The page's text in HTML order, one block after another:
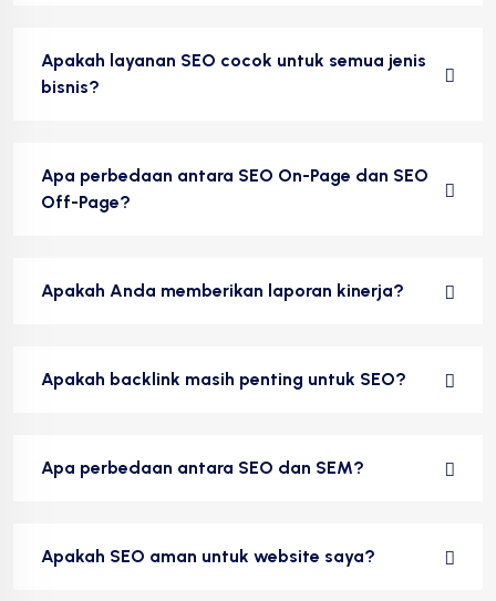
Apakah layanan SEO cocok untuk semua jenis
bisnis?
Apa perbedaan antara SEO On-Page dan SEO
Off-Page?
Apakah Anda memberikan laporan kinerja?
Apakah backlink masih penting untuk SEO?
Apa perbedaan antara SEO dan SEM?
Apakah SEO aman untuk website saya?